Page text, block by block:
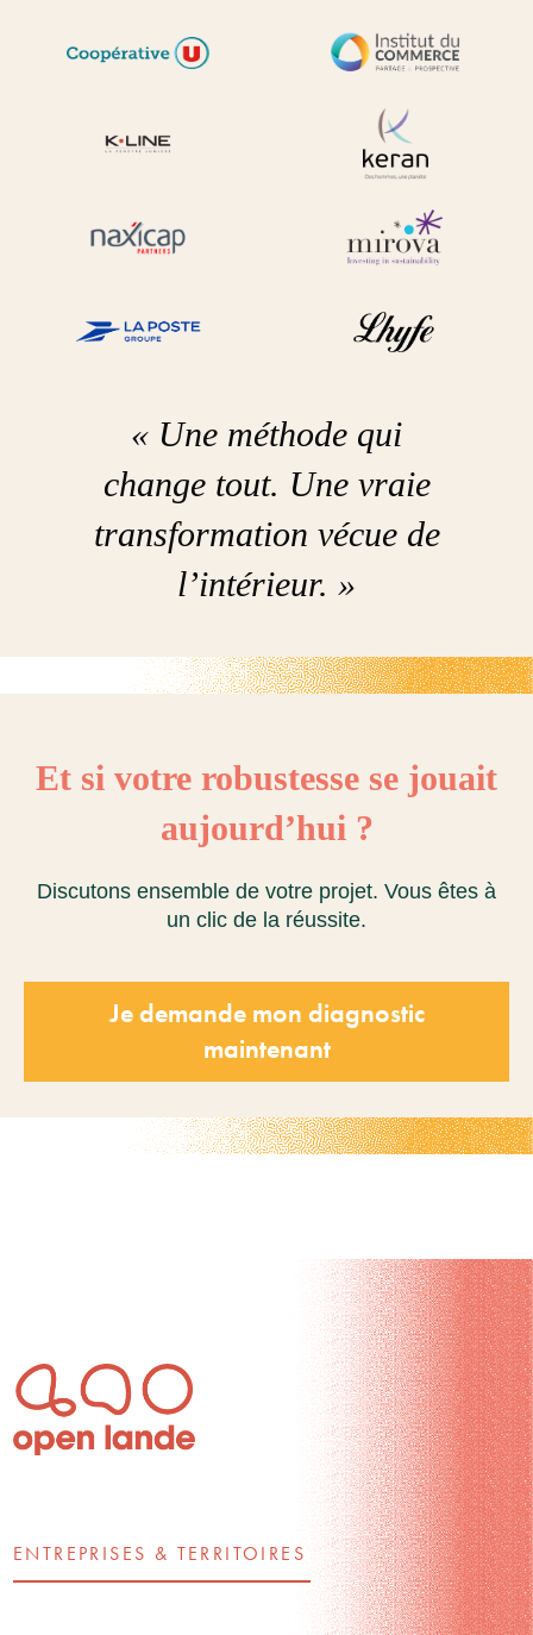
« Une méthode qui
change tout. Une vraie
transformation vécue de
l’intérieur. »
Et si votre robustesse se jouait
aujourd’hui ?
Discutons ensemble de votre projet. Vous êtes à
un clic de la réussite.
Je demande mon diagnostic
maintenant
ENTREPRISES & TERRITOIRES